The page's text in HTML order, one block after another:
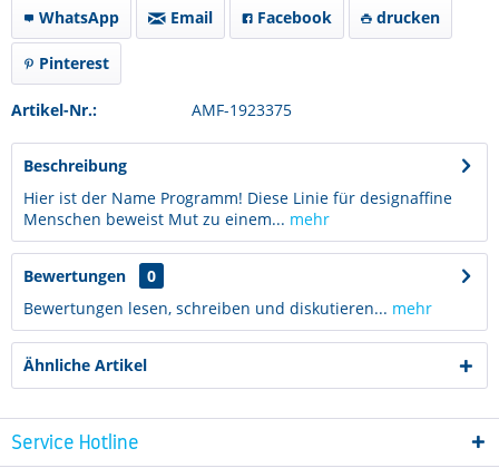
WhatsApp
Email Facebook drucken
Pinterest
Artikel-Nr.: AMF-1923375
Beschreibung
Hier ist der Name Programm! Diese Linie für designaffine
Menschen beweist Mut zu einem... mehr
Bewertungen
0
Bewertungen lesen, schreiben und diskutieren... mehr
Ähnliche Artikel
Service Hotline